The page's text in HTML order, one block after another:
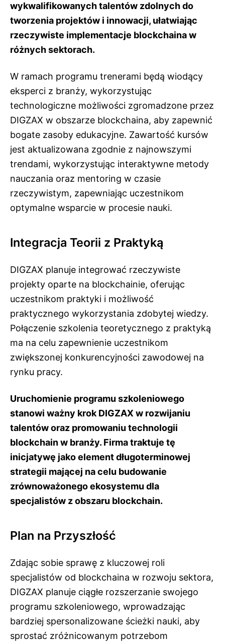
wykwalifikowanych talentów zdolnych do
tworzenia projektów i innowacji, ułatwiając
rzeczywiste implementacje blockchaina w
różnych sektorach.
W ramach programu trenerami będą wiodący
eksperci z branży, wykorzystując
technologiczne możliwości zgromadzone przez
DIGZAX w obszarze blockchaina, aby zapewnić
bogate zasoby edukacyjne. Zawartość kursów
jest aktualizowana zgodnie z najnowszymi
trendami, wykorzystując interaktywne metody
nauczania oraz mentoring w czasie
rzeczywistym, zapewniając uczestnikom
optymalne wsparcie w procesie nauki.
Integracja Teorii z Praktyką
DIGZAX planuje integrować rzeczywiste
projekty oparte na blockchainie, oferując
uczestnikom praktyki i możliwość
praktycznego wykorzystania zdobytej wiedzy.
Połączenie szkolenia teoretycznego z praktyką
ma na celu zapewnienie uczestnikom
zwiększonej konkurencyjności zawodowej na
rynku pracy.
Uruchomienie programu szkoleniowego
stanowi ważny krok DIGZAX w rozwijaniu
talentów oraz promowaniu technologii
blockchain w branży. Firma traktuje tę
inicjatywę jako element długoterminowej
strategii mającej na celu budowanie
zrównoważonego ekosystemu dla
specjalistów z obszaru blockchain.
Plan na Przyszłość
Zdając sobie sprawę z kluczowej roli
specjalistów od blockchaina w rozwoju sektora,
DIGZAX planuje ciągłe rozszerzanie swojego
programu szkoleniowego, wprowadzając
bardziej spersonalizowane ścieżki nauki, aby
sprostać zróżnicowanym potrzebom